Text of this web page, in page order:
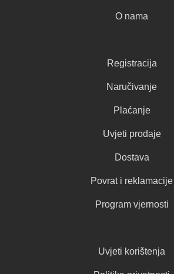
O nama
Registracija
Naručivanje
Plaćanje
Uvjeti prodaje
Dostava
Povrat i reklamacije
Program vjernosti
Uvjeti korištenja